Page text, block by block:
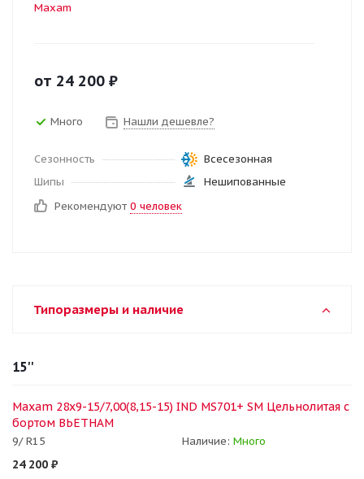
Maxam
от 24 200 ₽
Много Нашли дешевле?
Сезонность
Всесезонная
Шипы
Нешипованные
Рекомендуют 0 человек
Типоразмеры и наличие
15''
Maxam 28x9-15/7,00(8,15-15) IND MS701+ SM Цельнолитая с
бортом ВЬЕТНАМ
9/ R15 Наличие: Много
24 200 ₽